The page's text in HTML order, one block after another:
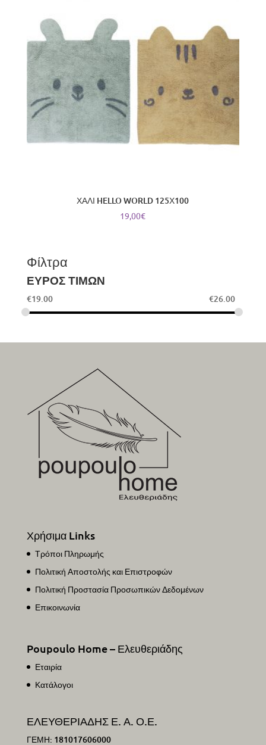
ΧΑΛΙ HELLO WORLD 125Χ100
19,00€
Φίλτρα
ΕΥΡΟΣ ΤΙΜΩΝ
€19.00 €26.00
Χρήσιμα Links
Τρόποι Πληρωμής
Πολιτική Αποστολής και Επιστροφών
Πολιτική Προστασία Προσωπικών Δεδομένων
Επικοινωνία
Poupoulo Home – Ελευθεριάδης
Εταιρία
Κατάλογοι
ΕΛΕΥΘΕΡΙΑΔΗΣ Ε. Α. Ο.Ε.
ΓΕΜΗ: 181017606000